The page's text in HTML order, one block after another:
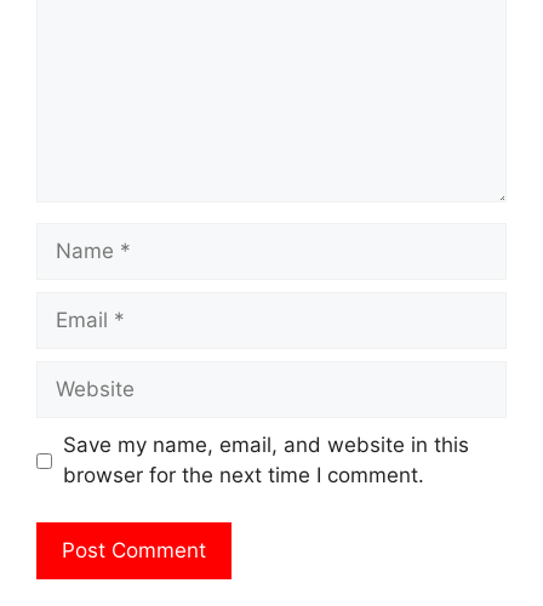
Name
Email
Website
Save my name, email, and website in this
browser for the next time I comment.